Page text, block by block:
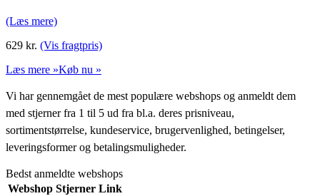
(Læs mere)
629 kr. (Vis fragtpris)
Læs mere »Køb nu »
Vi har gennemgået de mest populære webshops og anmeldt dem
med stjerner fra 1 til 5 ud fra bl.a. deres prisniveau,
sortimentstørrelse, kundeservice, brugervenlighed, betingelser,
leveringsformer og betalingsmuligheder.
Bedst anmeldte webshops
Webshop Stjerner Link